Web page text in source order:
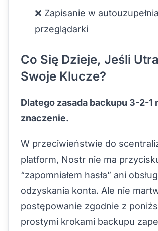
❌ Zapisanie w
przeglądarki
Co Się Dzieje, Jeśli
Swoje Klucze?
Dlatego zasada backupu 3-2-1
znaczenie.
W przeciwieństwie do
platform, Nostr nie ma
“zapomniałem hasła” ani
odzyskania konta. Ale nie
postępowanie zgodnie z
prostymi krokami backupu